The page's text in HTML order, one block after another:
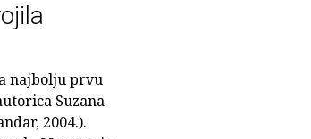
najbolju prvu
Suzana
2004.).